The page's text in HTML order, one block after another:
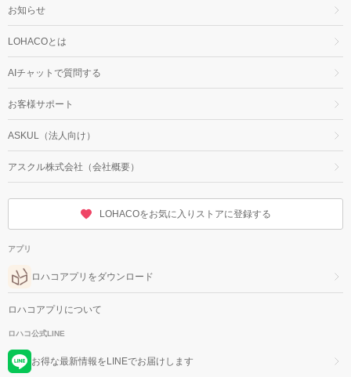
お知らせ
LOHACOとは
AIチャットで質問する
お客様サポート
ASKUL（法人向け）
アスクル株式会社（会社概要）
LOHACOをお気に入りストアに登録する
アプリ
ロハコアプリをダウンロード
ロハコアプリについて
ロハコ公式LINE
お得な最新情報をLINEでお届けします